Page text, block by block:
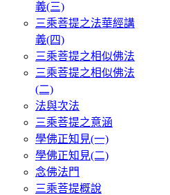
義(三)
三乘菩提之法華經講
義(四)
三乘菩提之相似佛法
三乘菩提之相似佛法
(二)
法與次法
三乘菩提之意涵
學佛正知見(一)
學佛正知見(二)
念佛法門
三乘菩提概說